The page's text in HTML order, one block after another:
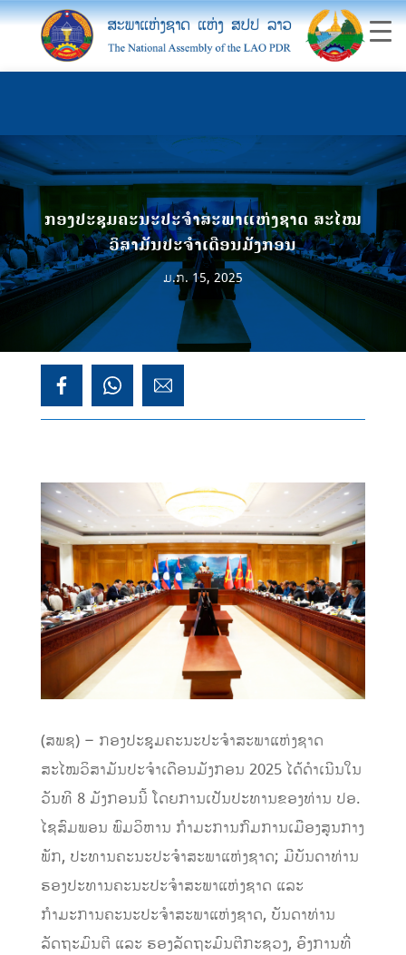
ກອງປະຊຸມຄະນະປະຈຳສະພາແຫ່ງຊາດ ສະໄໝ
ວິສາມັນປະຈໍາເດືອນມັງກອນ
ມ.ກ. 15, 2025
(ສພຊ) – ກອງປະຊຸມຄະນະປະຈໍາສະພາແຫ່ງຊາດ
ສະໄໝວິສາມັນປະຈໍາເດືອນມັງກອນ 2025 ໄດ້ດໍາເນີນໃນ
ວັນທີ 8 ມັງກອນນີ້ ໂດຍການເປັນປະທານຂອງທ່ານ ປອ.
ໄຊສົມພອນ ພົມວິຫານ ກໍາມະການກົມການເມືອງສູນກາງ
ພັກ, ປະທານຄະນະປະຈໍາສະພາແຫ່ງຊາດ; ມີບັນດາທ່ານ
ຮອງປະທານຄະນະປະຈໍາສະພາແຫ່ງຊາດ ແລະ
ກຳມະການຄະນະປະຈໍາສະພາແຫ່ງຊາດ, ບັນດາທ່ານ
ລັດຖະມົນຕີ ແລະ ຮອງລັດຖະມົນຕີກະຊວງ, ອົງການທີ່